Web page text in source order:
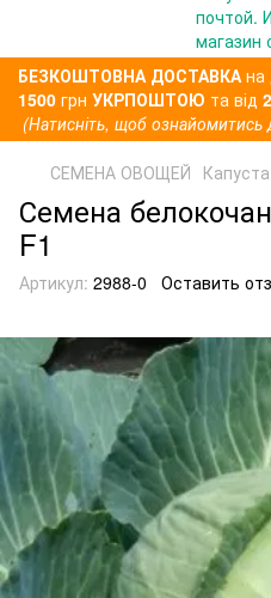
БЕЗКОШТОВНА ДОСТАВКАна
1500 грн УКРПОШТОЮ та від
(Натисніть, щоб ознайомитись
СЕМЕНА ОВОЩЕЙ
Семена
F1
Артикул: 2988-0 Оставить